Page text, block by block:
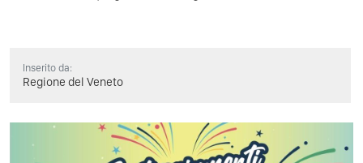
Inserito da:
Regione del Veneto